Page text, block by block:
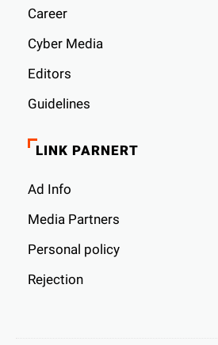
Career
Cyber ​​Media
Editors
Guidelines
LINK PARNERT
Ad Info
Media Partners
Personal policy
Rejection